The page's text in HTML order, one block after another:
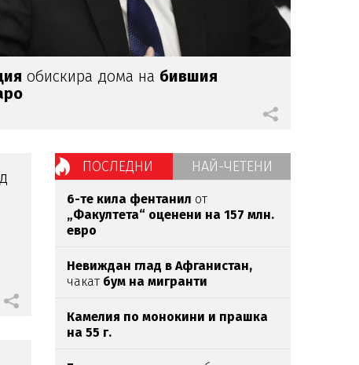
обискира дома на бившия
ПОСЛЕДНИ НАЙ-ЧЕТЕНИ
6-те кила фентанил от
„Факултета“ оценени на 157 млн.
евро
Невиждан глад в Афганистан,
чакат бум на мигранти
Камелия по монокини и прашка
на 55 г.